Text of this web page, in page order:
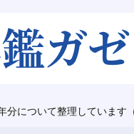
について整理しています